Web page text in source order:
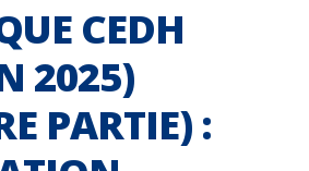
CEDH
2025)
PARTIE) :